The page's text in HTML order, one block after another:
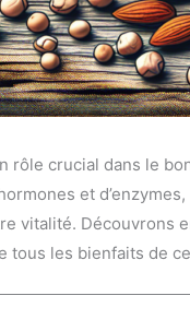
rôle crucial dans le
et
vitalité. Découvrons
tous les bienfaits de